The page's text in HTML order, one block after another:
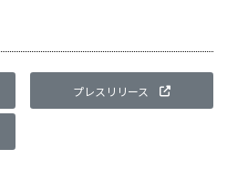
プレスリリース